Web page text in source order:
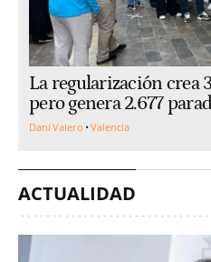
La regularización crea
pero genera 2.677
Dani Valero Valencia
ACTUALIDAD